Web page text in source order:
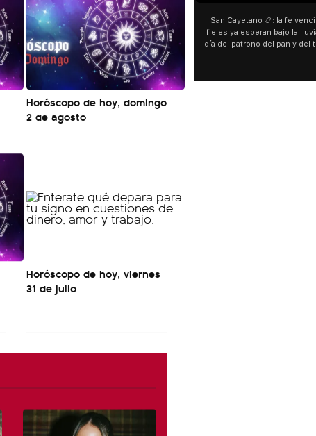
Horóscopo de hoy, domingo
2 de agosto
Horóscopo de hoy, viernes
31 de julio
San Cayetano 📿: la fe venció al agua y los
fieles ya esperan bajo la lluvia ➡️ A horas del
día del patrono del pan y del trabajo, miles de
personas acampan en Liniers para agradecer
y pedir. 🎙️ @bernardomagnago
"Te